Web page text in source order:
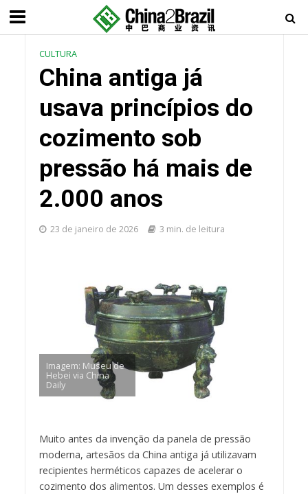
CULTURA
China antiga já
usava princípios do
cozimento sob
pressão há mais de
2.000 anos
23 de janeiro de 2026 3 min. de leitura
Imagem: Museu de
Hebei via China
Daily
Muito antes da invenção da panela de pressão
moderna, artesãos da China antiga já utilizavam
recipientes herméticos capazes de acelerar o
cozimento dos alimentos. Um desses exemplos é